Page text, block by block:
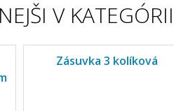
V KATEGÓRII
Zásuvka 3 kolíková